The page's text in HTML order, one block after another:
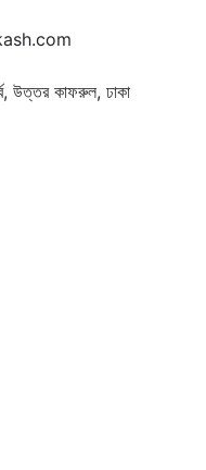
উত্তর কাফরুল, ঢাকা